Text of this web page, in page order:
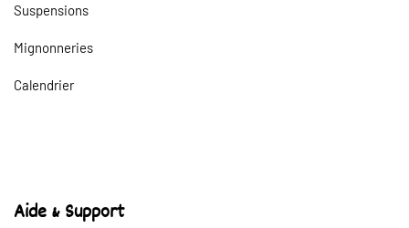
Suspensions
Mignonneries
Calendrier
Aide & Support